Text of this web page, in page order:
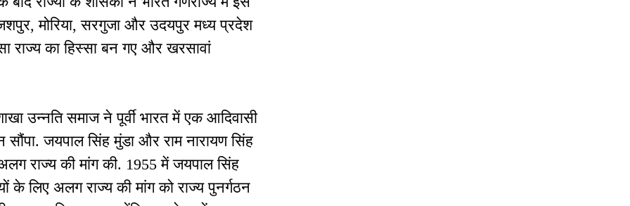
मोरिया, सरगुजा और उदयपुर मध्य प्रदेश
राज्य का हिस्सा बन गए और खरसावां
उन्नति समाज ने पूर्वी भारत में एक आदिवासी
जयपाल सिंह मुंडा और राम नारायण सिंह
राज्य की मांग की. 1955 में जयपाल सिंह
के लिए अलग राज्य की मांग को राज्य पुनर्गठन